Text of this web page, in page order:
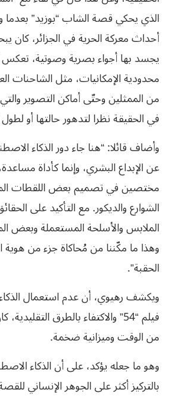
الذي يحكي قصة الشاب “بوزيد”
أحداث معركة الحرية في الجزائر،
يجسد بها أجواء بصرية وصوتية، تعكس
محدودية الإمكانيات، مثل الشاحنات
من الممثلين وحتّى أماكن التصوير
في الحقيقة نظرا لتدهور حالتها أو لطول
وأضاف قائلا: “هنا جاء دور الذكاء
عن الإبداع البشري، وإنما كأداة
مختصين في تصميم بعض اللقطات
الشوارع والديكور. مع التأكيد على
الملابس والأسلحة المستعملة وبعض
وهذا ما مكّننا من مُحاكاة جزء من
الحقبة”.
ويكشف رهيوي، أن عدم استعمال
فيلم “54” والاكتفاء بالطرق
من الوقت وميزانية ضخمة.
وهو ما جعله يؤكد، على أن الذكاء
بالتركيز أكثر على الجوهر الإنساني